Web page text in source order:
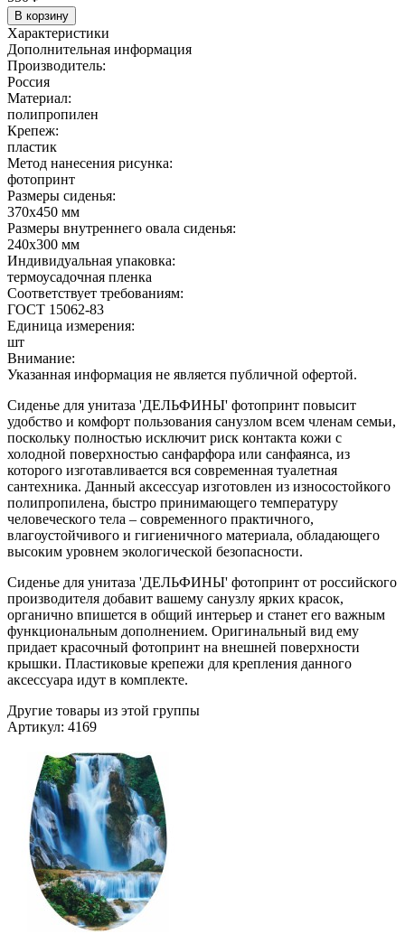
В корзину
Характеристики
Дополнительная информация
Производитель:
Россия
Материал:
полипропилен
Крепеж:
пластик
Метод нанесения рисунка:
фотопринт
Размеры сиденья:
370х450 мм
Размеры внутреннего овала сиденья:
240х300 мм
Индивидуальная упаковка:
термоусадочная пленка
Соответствует требованиям:
ГОСТ 15062-83
Единица измерения:
шт
Внимание:
Указанная информация не является публичной офертой.
Сиденье для унитаза 'ДЕЛЬФИНЫ' фотопринт повысит
удобство и комфорт пользования санузлом всем членам семьи,
поскольку полностью исключит риск контакта кожи с
холодной поверхностью санфарфора или санфаянса, из
которого изготавливается вся современная туалетная
сантехника. Данный аксессуар изготовлен из износостойкого
полипропилена, быстро принимающего температуру
человеческого тела – современного практичного,
влагоустойчивого и гигиеничного материала, обладающего
высоким уровнем экологической безопасности.
Сиденье для унитаза 'ДЕЛЬФИНЫ' фотопринт от российского
производителя добавит вашему санузлу ярких красок,
органично впишется в общий интерьер и станет его важным
функциональным дополнением. Оригинальный вид ему
придает красочный фотопринт на внешней поверхности
крышки. Пластиковые крепежи для крепления данного
аксессуара идут в комплекте.
Другие товары из этой группы
Артикул: 4169